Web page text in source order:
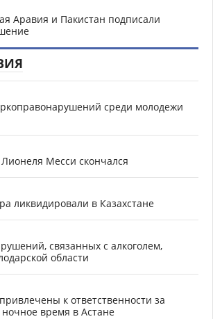
Аравия и Пакистан подписали
среди молодежи
Месси скончался
ликвидировали в Казахстане
связанных с алкоголем,
области
к ответственности за
ночное время в Астане